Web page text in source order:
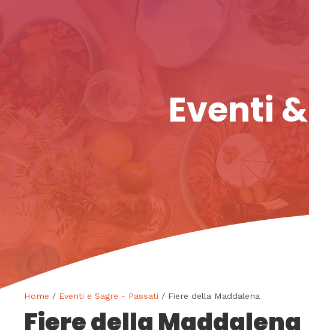
Eventi
Home / Eventi e Sagre - Passati / Fiere della Maddalena
Fiere della Maddalena